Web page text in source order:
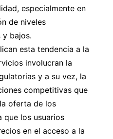
especialmente en
de niveles
y bajos.
esta tendencia a la
involucran la
y a su vez, la
competitivas que
oferta de los
que los usuarios
en el acceso a la